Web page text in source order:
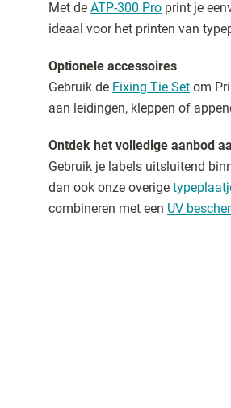
Met de ATP-300 Pro print je
ideaal voor het printen van
Optionele accessoires
Gebruik de Fixing Tie Set om
aan leidingen, kleppen of
Ontdek het volledige aanbod
Gebruik je labels uitsluitend
dan ook onze overige
combineren met een UV